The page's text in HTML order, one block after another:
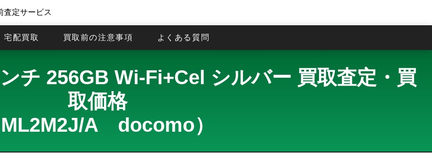
査定サービス
宅配買取 買取前の注意事項 よくある質問
チ 256GB Wi-Fi+Cel シルバー 買取査定・買
取価格
ML2M2J/A docomo）